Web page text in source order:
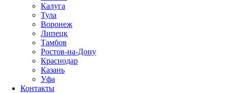
Калуга
Тула
Воронеж
Липецк
Тамбов
Ростов-на-Дону
Краснодар
Казань
Уфа
Контакты